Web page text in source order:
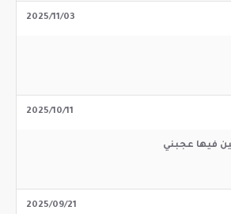
2025/11/03
2025/10/11
فيها عجبني
2025/09/21